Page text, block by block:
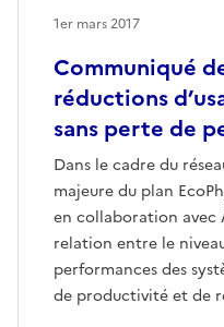
Communiqué
réductions
sans perte de
Dans le cadre du
majeure du plan
en collaboration avec
relation entre le
performances des
de productivité et de
1er mars 2017